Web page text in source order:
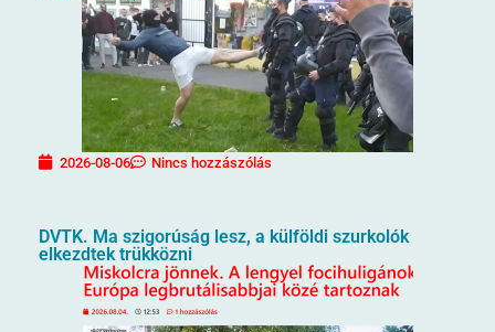
2026-08-06 Nincs hozzászólás
DVTK. Ma szigorúság lesz, a külföldi szurkolók
elkezdtek trükközni